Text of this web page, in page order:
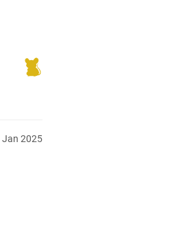
Jan 2025